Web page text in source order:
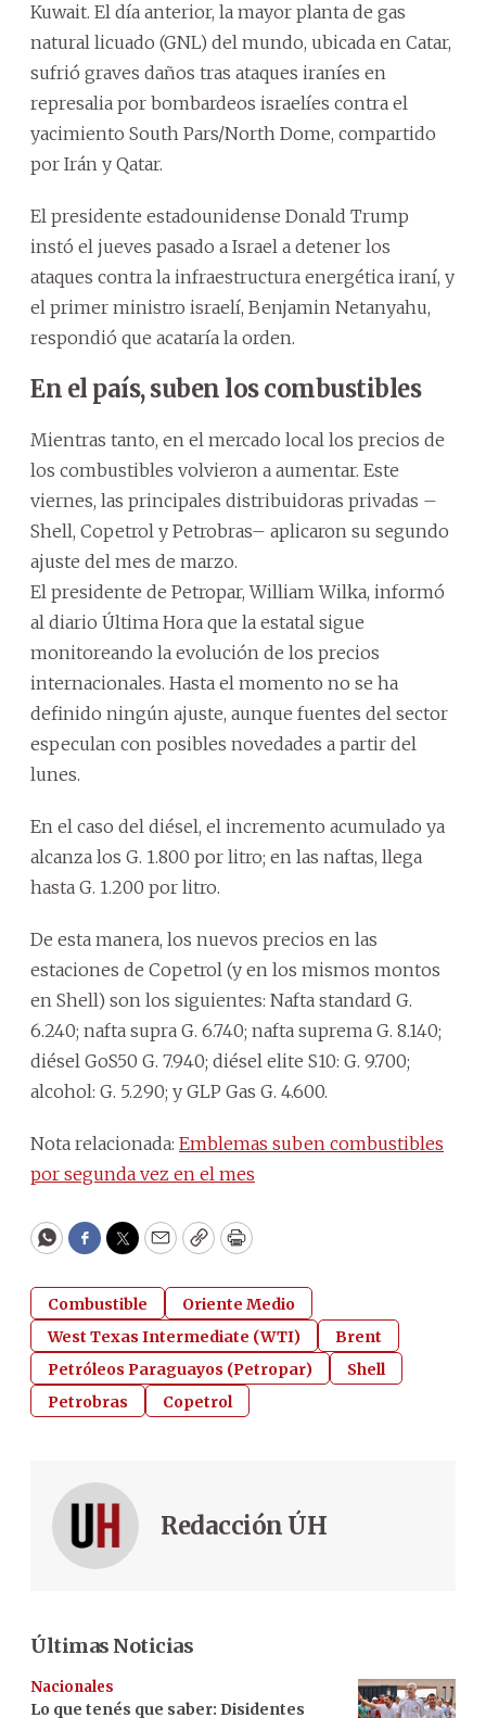
Kuwait. El día anterior, la mayor planta de gas
natural licuado (GNL) del mundo, ubicada en Catar,
sufrió graves daños tras ataques iraníes en
represalia por bombardeos israelíes contra el
yacimiento South Pars/North Dome, compartido
por Irán y Qatar.
El presidente estadounidense Donald Trump
instó el jueves pasado a Israel a detener los
ataques contra la infraestructura energética iraní, y
el primer ministro israelí, Benjamin Netanyahu,
respondió que acataría la orden.
En el país, suben los combustibles
Mientras tanto, en el mercado local los precios de
los combustibles volvieron a aumentar. Este
viernes, las principales distribuidoras privadas –
Shell, Copetrol y Petrobras– aplicaron su segundo
ajuste del mes de marzo.
El presidente de Petropar, William Wilka, informó
al diario Última Hora que la estatal sigue
monitoreando la evolución de los precios
internacionales. Hasta el momento no se ha
definido ningún ajuste, aunque fuentes del sector
especulan con posibles novedades a partir del
lunes.
En el caso del diésel, el incremento acumulado ya
alcanza los G. 1.800 por litro; en las naftas, llega
hasta G. 1.200 por litro.
De esta manera, los nuevos precios en las
estaciones de Copetrol (y en los mismos montos
en Shell) son los siguientes: Nafta standard G.
6.240; nafta supra G. 6.740; nafta suprema G. 8.140;
diésel GoS50 G. 7.940; diésel elite S10: G. 9.700;
alcohol: G. 5.290; y GLP Gas G. 4.600.
Nota relacionada: Emblemas suben combustibles
por segunda vez en el mes
WhatsApp
Facebook
Twitter
EmailCopyPrint
Combustible
Oriente Medio
West Texas Intermediate (WTI)
Brent
Petróleos Paraguayos (Petropar)
Shell
Petrobras
Copetrol
Redacción ÚH
Últimas Noticias
Nacionales
Lo que tenés que saber: Disidentes